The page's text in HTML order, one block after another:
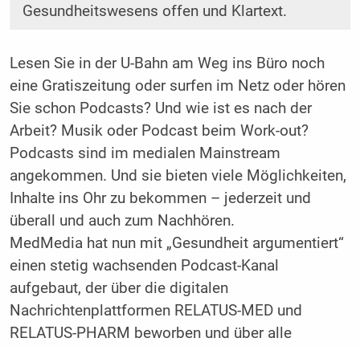
Gesundheitswesens offen und Klartext.
Lesen Sie in der U-Bahn am Weg ins Büro noch
eine Gratiszeitung oder surfen im Netz oder hören
Sie schon Podcasts? Und wie ist es nach der
Arbeit? Musik oder Podcast beim Work-out?
Podcasts sind im medialen Mainstream
angekommen. Und sie bieten viele Möglichkeiten,
Inhalte ins Ohr zu bekommen – jederzeit und
überall und auch zum Nachhören.
MedMedia hat nun mit „Gesundheit argumentiert“
einen stetig wachsenden Podcast-Kanal
aufgebaut, der über die digitalen
Nachrichtenplattformen RELATUS-MED und
RELATUS-PHARM beworben und über alle